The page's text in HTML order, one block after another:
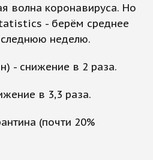
волна коронавируса. Но
- берём среднее
неделю.
- снижение в 2 раза.
в 3,3 раза.
(почти 20%